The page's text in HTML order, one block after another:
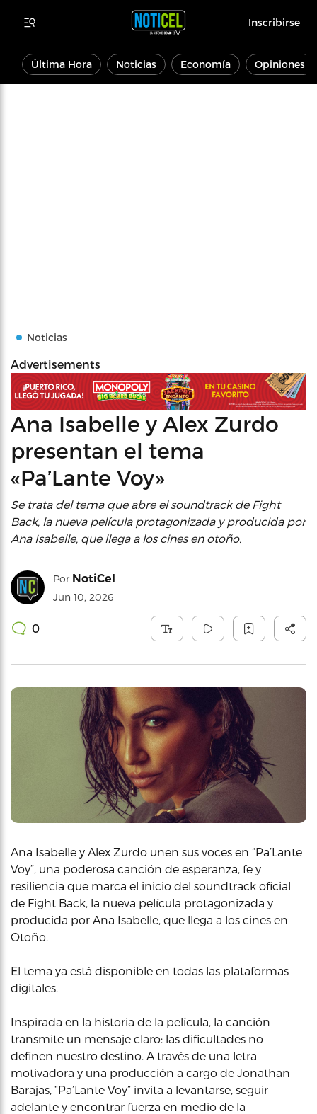
Inscribirse
Última Hora Noticias Economía Opiniones
Noticias
Advertisements
Ana Isabelle y Alex Zurdo
presentan el tema
«Pa’Lante Voy»
Se trata del tema que abre el soundtrack de Fight
Back, la nueva película protagonizada y producida por
Ana Isabelle, que llega a los cines en otoño.
Por NotiCel
Jun 10, 2026
0
Ana Isabelle y Alex Zurdo unen sus voces en “Pa’Lante
Voy”, una poderosa canción de esperanza, fe y
resiliencia que marca el inicio del soundtrack oficial
de Fight Back, la nueva película protagonizada y
producida por Ana Isabelle, que llega a los cines en
Otoño.
El tema ya está disponible en todas las plataformas
digitales.
Inspirada en la historia de la película, la canción
transmite un mensaje claro: las dificultades no
definen nuestro destino. A través de una letra
motivadora y una producción a cargo de Jonathan
Barajas, “Pa’Lante Voy” invita a levantarse, seguir
adelante y encontrar fuerza en medio de la